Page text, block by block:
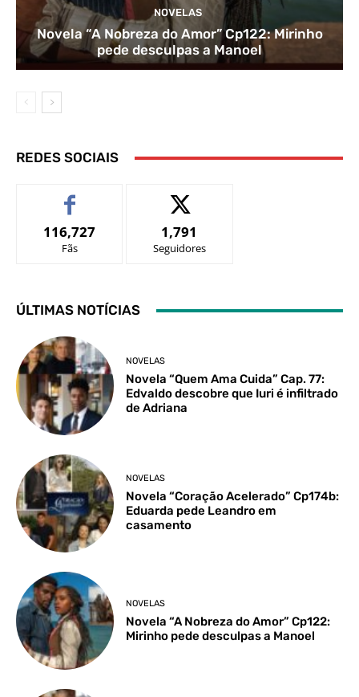
NOVELAS
Novela “A Nobreza do Amor” Cp122: Mirinho
pede desculpas a Manoel
REDES SOCIAIS
116,727
Fãs
1,791
Seguidores
ÚLTIMAS NOTÍCIAS
NOVELAS
Novela “Quem Ama Cuida” Cap. 77:
Edvaldo descobre que Iuri é infiltrado
de Adriana
NOVELAS
Novela “Coração Acelerado” Cp174b:
Eduarda pede Leandro em
casamento
NOVELAS
Novela “A Nobreza do Amor” Cp122:
Mirinho pede desculpas a Manoel